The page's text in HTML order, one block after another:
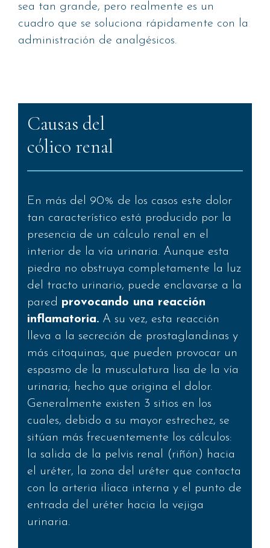
sea tan grande, pero realmente es un
cuadro que se soluciona rápidamente con la
administración de analgésicos.
Causas del
cólico renal
En más del 90% de los casos este dolor
tan característico está producido por la
presencia de un cálculo renal en el
interior de la vía urinaria. Aunque esta
piedra no obstruya completamente la luz
del tracto urinario, puede enclavarse a la
pared provocando una reacción
inflamatoria. A su vez, esta reacción
lleva a la secreción de prostaglandinas y
más citoquinas, que pueden provocar un
espasmo de la musculatura lisa de la vía
urinaria; hecho que origina el dolor.
Generalmente existen 3 sitios en los
cuales, debido a su mayor estrechez, se
sitúan más frecuentemente los cálculos:
la salida de la pelvis renal (riñón) hacia
el uréter, la zona del uréter que contacta
con la arteria ilíaca interna y el punto de
entrada del uréter hacia la vejiga
urinaria.